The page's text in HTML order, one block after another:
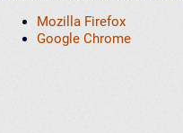
Mozilla Firefox
Google Chrome